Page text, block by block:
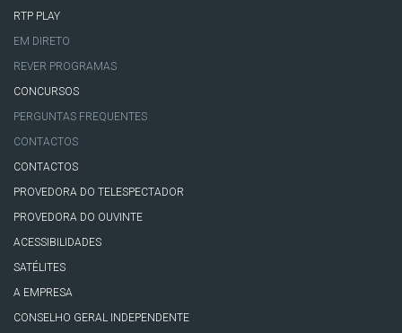
RTP PLAY
EM DIRETO
REVER PROGRAMAS
CONCURSOS
PERGUNTAS FREQUENTES
CONTACTOS
CONTACTOS
PROVEDORA DO TELESPECTADOR
PROVEDORA DO OUVINTE
ACESSIBILIDADES
SATÉLITES
A EMPRESA
CONSELHO GERAL INDEPENDENTE